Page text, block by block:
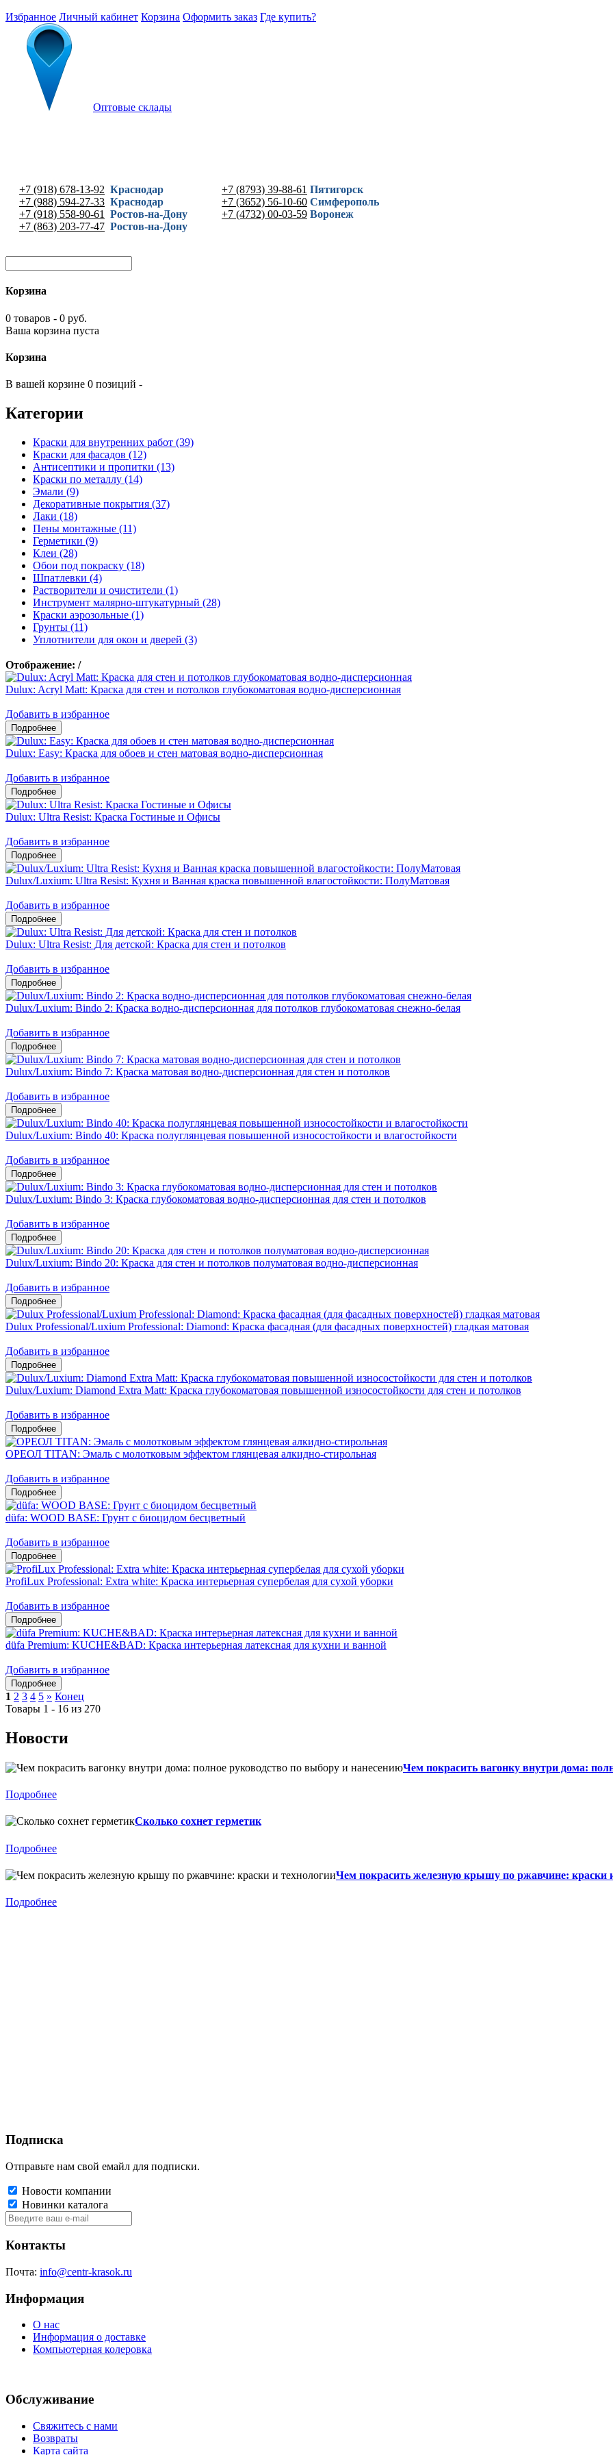
Избранное Личный кабинет Корзина Оформить заказ Где купить?
Оптовые склады
+7 (918) 678-13-92 Краснодар
+7 (988) 594-27-33 Краснодар
+7 (918) 558-90-61
Ростов-на-Дону
+7 (863) 203-77-47 Ростов-на-Дону
+7 (8793) 39-88-61 Пятигорск
+7 (3652) 56-10-60 Симферополь
+7 (4732) 00-03-59 Воронеж
Корзина
0 товаров - 0 руб.
Ваша корзина пуста
Корзина
В вашей корзине 0 позиций -
Категории
Краски для внутренних работ (39)
Краски для фасадов (12)
Антисептики и пропитки (13)
Краски по металлу (14)
Эмали (9)
Декоративные покрытия (37)
Лаки (18)
Пены монтажные (11)
Герметики (9)
Клеи (28)
Обои под покраску (18)
Шпатлевки (4)
Растворители и очистители (1)
Инструмент малярно-штукатурный (28)
Краски аэрозольные (1)
Грунты (11)
Уплотнители для окон и дверей (3)
Отображение: /
Dulux: Acryl Matt: Краска для стен и потолков глубокоматовая водно-дисперсионная
Добавить в избранное
Dulux: Easy: Краска для обоев и стен матовая водно-дисперсионная
Добавить в избранное
Dulux: Ultra Resist: Краска Гостиные и Офисы
Добавить в избранное
Dulux/Luxium: Ultra Resist: Кухня и Ванная краска повышенной влагостойкости: ПолуМатовая
Добавить в избранное
Dulux: Ultra Resist: Для детской: Краска для стен и потолков
Добавить в избранное
Dulux/Luxium: Bindo 2: Краска водно-дисперсионная для потолков глубокоматовая снежно-белая
Добавить в избранное
Dulux/Luxium: Bindo 7: Краска матовая водно-дисперсионная для стен и потолков
Добавить в избранное
Dulux/Luxium: Bindo 40: Краска полуглянцевая повышенной износостойкости и влагостойкости
Добавить в избранное
Dulux/Luxium: Bindo 3: Краска глубокоматовая водно-дисперсионная для стен и потолков
Добавить в избранное
Dulux/Luxium: Bindo 20: Краска для стен и потолков полуматовая водно-дисперсионная
Добавить в избранное
Dulux Professional/Luxium Professional: Diamond: Краска фасадная (для фасадных поверхностей) гладкая матовая
Добавить в избранное
Dulux/Luxium: Diamond Extra Matt: Краска глубокоматовая повышенной износостойкости для стен и потолков
Добавить в избранное
ОРЕОЛ TITAN: Эмаль с молотковым эффектом глянцевая алкидно-стирольная
Добавить в избранное
düfa: WOOD BASE: Грунт с биоцидом бесцветный
Добавить в избранное
ProfiLux Professional: Extra white: Краска интерьерная супербелая для сухой уборки
Добавить в избранное
düfa Premium: KUCHE&BAD: Краска интерьерная латексная для кухни и ванной
Добавить в избранное
1 2 3 4 5 » Конец
Товары 1 - 16 из 270
Новости
Чем покрасить вагонку внутри дома:
Подробнее
Сколько сохнет герметик
Подробнее
Чем покрасить железную крышу по ржавчине: краски
Подробнее
Подписка
Отправьте нам свой емайл для подписки.
Новости компании
Новинки каталога
Контакты
Почта: info@centr-krasok.ru
Информация
О нас
Информация о доставке
Компьютерная колеровка
Обслуживание
Свяжитесь с нами
Возвраты
Карта сайта